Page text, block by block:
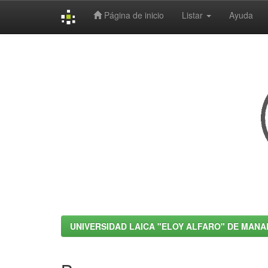
Página de inicio Listar Ayuda
UNIVERSIDAD LAICA "ELOY ALFARO" DE